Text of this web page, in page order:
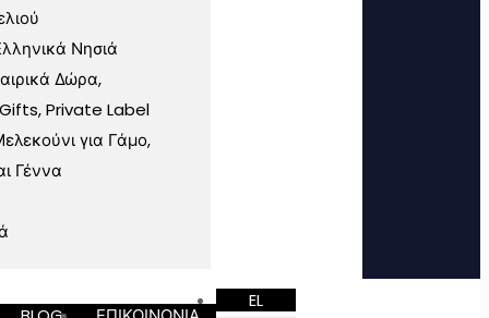
Νησιά
Δώρα,
Private Label
για Γάμο,
Γέννα
EL